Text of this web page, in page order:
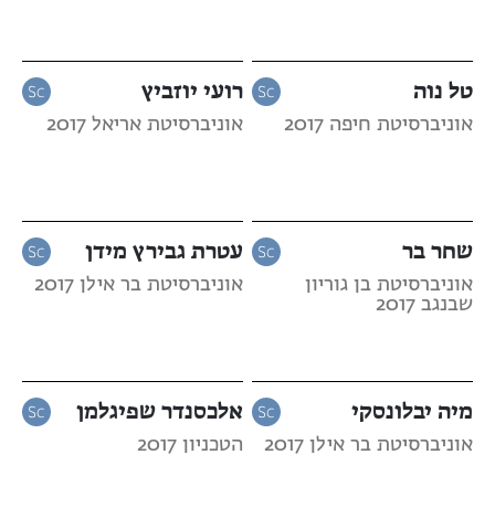
טל נוה
אוניברסיטת חיפה 2017
רועי יוזביץ
אוניברסיטת אריאל 2017
שחר בר
אוניברסיטת בן גוריון
שבנגב 2017
עטרת גבירץ מידן
אוניברסיטת בר אילן 2017
מיה יבלונסקי
אוניברסיטת בר אילן 2017
אלכסנדר שפיגלמן
הטכניון 2017